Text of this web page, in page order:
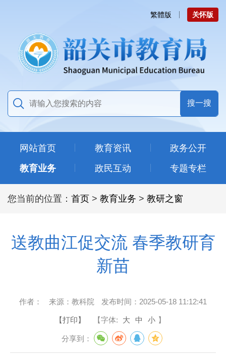
繁體版 关怀版
网站首页 教育资讯
政务公开
教育业务
政民互动 专题专栏
您当前的位置： 首页 > 教育业务 > 教研之窗
送教曲江促交流 春季教研育
新苗
作者： 来源： 教科院 发布时间： 2025-05-18 11:12:41
【打印】 【字体: 大 中 小 】
分享到：